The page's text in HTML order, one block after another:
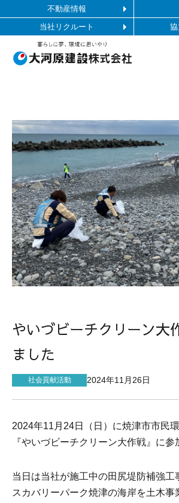
不動産情報
当社リクルート
協
協力会社の皆様へ
お問い合わせ
サイトマップ
施工ギャラリー
企業情報
事業内容
やいづビーチクリーン大
ました
社会貢献活動 2024年11月26日
2024年11 月 24日（日）に焼津市市民
『やいづビーチクリーン大作戦』に参
当日は当社が施工中の田尻堤防補強工
スカバリーパーク焼津の海岸を土木事